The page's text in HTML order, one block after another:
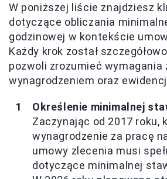
W poniższej liście znajdziesz
dotyczące obliczania
godzinowej w kontekście
Każdy krok został
pozwoli zrozumieć wymagania
wynagrodzeniem oraz
Określenie minimalnej
Zaczynając od 2017 roku,
wynagrodzenie za pracę
umowy zlecenia musi
dotyczące minimalnej